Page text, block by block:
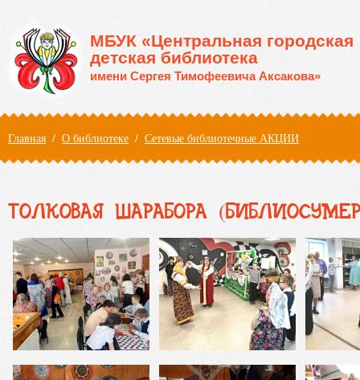
МБУК «Центральная городская
детская библиотека
имени Сергея Тимофеевича Аксакова»
Вы здесь
Главная / О библиотеке / Сетевые библиотечные АКЦИИ
ТОЛКОВАЯ ШАРАБОРА